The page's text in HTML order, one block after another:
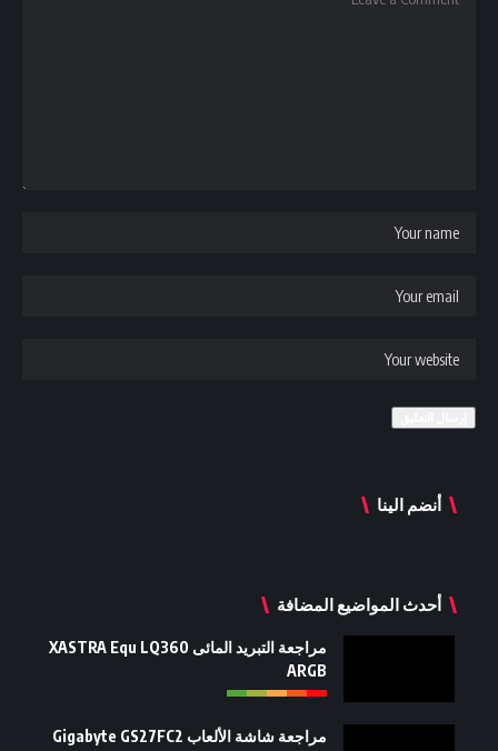
أنضم الينا
أحدث المواضيع المضافة
مراجعة التبريد المائى XASTRA Equ LQ360
ARGB
مراجعة شاشة الألعاب Gigabyte GS27FC2